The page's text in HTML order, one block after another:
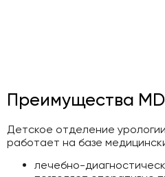
Преимущества
Детское отделение
работает на базе
лечебно-